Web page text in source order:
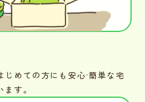
めての方にも安心·簡単な宅
す。